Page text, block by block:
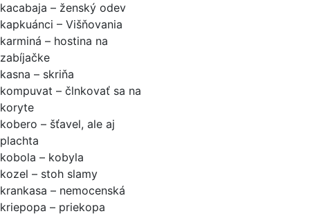
kacabaja – ženský odev
kapkuánci – Višňovania
karminá – hostina na
zabíjačke
kasna – skriňa
kompuvat – člnkovať sa na
koryte
kobero – šťavel, ale aj
plachta
kobola – kobyla
kozel – stoh slamy
krankasa – nemocenská
kriepopa – priekopa